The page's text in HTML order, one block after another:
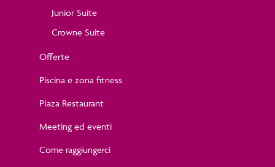
Junior Suite
Crowne Suite
Offerte
Piscina e zona fitness
Plaza Restaurant
Meeting ed eventi
Come raggiungerci